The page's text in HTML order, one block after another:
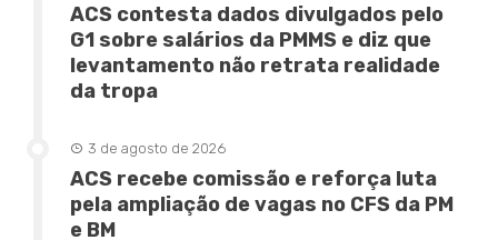
ACS contesta dados divulgados pelo
G1 sobre salários da PMMS e diz que
levantamento não retrata realidade
da tropa
3 de agosto de 2026
ACS recebe comissão e reforça luta
pela ampliação de vagas no CFS da PM
e BM